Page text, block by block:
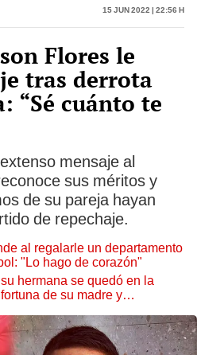
15 Jun 2022 | 22:56 h
Flores le
tras derrota
“Sé cuánto te
mensaje al
sus méritos y
de su pareja hayan
de repechaje.
al regalarle un departamento
"Lo hago de corazón"
hermana se quedó en la
de su madre y